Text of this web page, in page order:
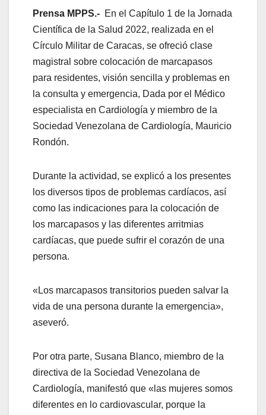
Prensa MPPS.- En el Capítulo 1 de la Jornada
Científica de la Salud 2022, realizada en el
Círculo Militar de Caracas, se ofreció clase
magistral sobre colocación de marcapasos
para residentes, visión sencilla y problemas en
la consulta y emergencia, Dada por el Médico
especialista en Cardiología y miembro de la
Sociedad Venezolana de Cardiología, Mauricio
Rondón.
Durante la actividad, se explicó a los presentes
los diversos tipos de problemas cardíacos, así
como las indicaciones para la colocación de
los marcapasos y las diferentes arritmias
cardíacas, que puede sufrir el corazón de una
persona.
«Los marcapasos transitorios pueden salvar la
vida de una persona durante la emergencia»,
aseveró.
Por otra parte, Susana Blanco, miembro de la
directiva de la Sociedad Venezolana de
Cardiología, manifestó que «las mujeres somos
diferentes en lo cardiovascular, porque la